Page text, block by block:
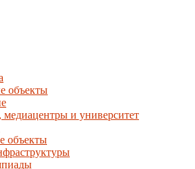
объекты
и университет
объекты